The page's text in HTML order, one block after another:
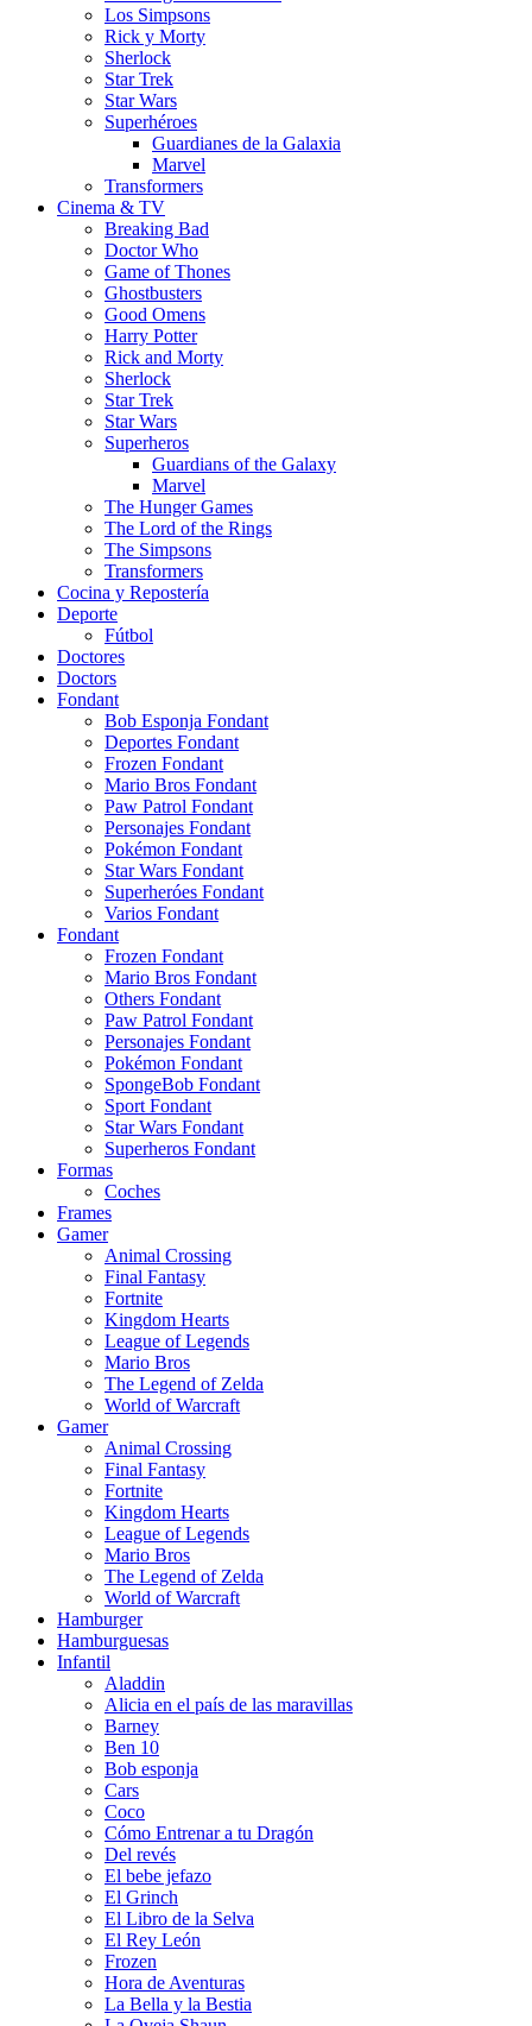
Los Simpsons
Rick y Morty
Sherlock
Star Trek
Star Wars
Superhéroes
Guardianes de la Galaxia
Marvel
Transformers
Cinema & TV
Breaking Bad
Doctor Who
Game of Thones
Ghostbusters
Good Omens
Harry Potter
Rick and Morty
Sherlock
Star Trek
Star Wars
Superheros
Guardians of the Galaxy
Marvel
The Hunger Games
The Lord of the Rings
The Simpsons
Transformers
Cocina y Repostería
Deporte
Fútbol
Doctores
Doctors
Fondant
Bob Esponja Fondant
Deportes Fondant
Frozen Fondant
Mario Bros Fondant
Paw Patrol Fondant
Personajes Fondant
Pokémon Fondant
Star Wars Fondant
Superheróes Fondant
Varios Fondant
Fondant
Frozen Fondant
Mario Bros Fondant
Others Fondant
Paw Patrol Fondant
Personajes Fondant
Pokémon Fondant
SpongeBob Fondant
Sport Fondant
Star Wars Fondant
Superheros Fondant
Formas
Coches
Frames
Gamer
Animal Crossing
Final Fantasy
Fortnite
Kingdom Hearts
League of Legends
Mario Bros
The Legend of Zelda
World of Warcraft
Gamer
Animal Crossing
Final Fantasy
Fortnite
Kingdom Hearts
League of Legends
Mario Bros
The Legend of Zelda
World of Warcraft
Hamburger
Hamburguesas
Infantil
Aladdin
Alicia en el país de las maravillas
Barney
Ben 10
Bob esponja
Cars
Coco
Cómo Entrenar a tu Dragón
Del revés
El bebe jefazo
El Grinch
El Libro de la Selva
El Rey León
Frozen
Hora de Aventuras
La Bella y la Bestia